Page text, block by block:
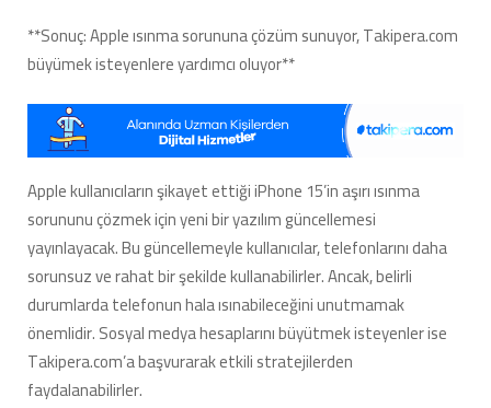
**Sonuç: Apple ısınma sorununa çözüm sunuyor, Takipera.com
büyümek isteyenlere yardımcı oluyor**
Apple kullanıcıların şikayet ettiği iPhone 15’in aşırı ısınma
sorununu çözmek için yeni bir yazılım güncellemesi
yayınlayacak. Bu güncellemeyle kullanıcılar, telefonlarını daha
sorunsuz ve rahat bir şekilde kullanabilirler. Ancak, belirli
durumlarda telefonun hala ısınabileceğini unutmamak
önemlidir. Sosyal medya hesaplarını büyütmek isteyenler ise
Takipera.com’a başvurarak etkili stratejilerden
faydalanabilirler.